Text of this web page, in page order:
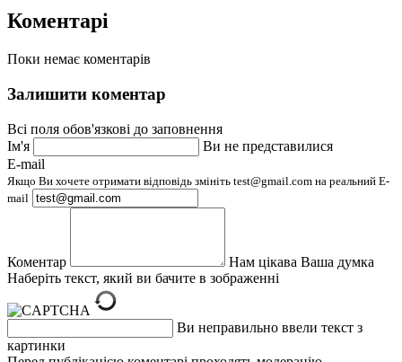
Коментарі
Поки немає коментарів
Залишити коментар
Всі поля обов'язкові до заповнення
Ім'я
Ви не представилися
E-mail
Якщо Ви хочете отримати відповідь змініть test@gmail.com на реальний E-
mail
Коментар
Нам цікава Ваша думка
Наберіть текст, який ви бачите в зображенні
Ви неправильно ввели текст з
картинки